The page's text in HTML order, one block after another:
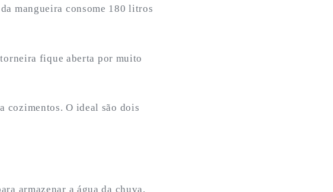
mangueira consome 180 litros
fique aberta por muito
cozimentos. O ideal são dois
armazenar a água da chuva.